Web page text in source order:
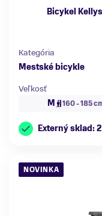
Bicykel
Kategória
Mestské bicykle
Veľkosť
M
160 - 185
Externý sklad:
NOVINKA